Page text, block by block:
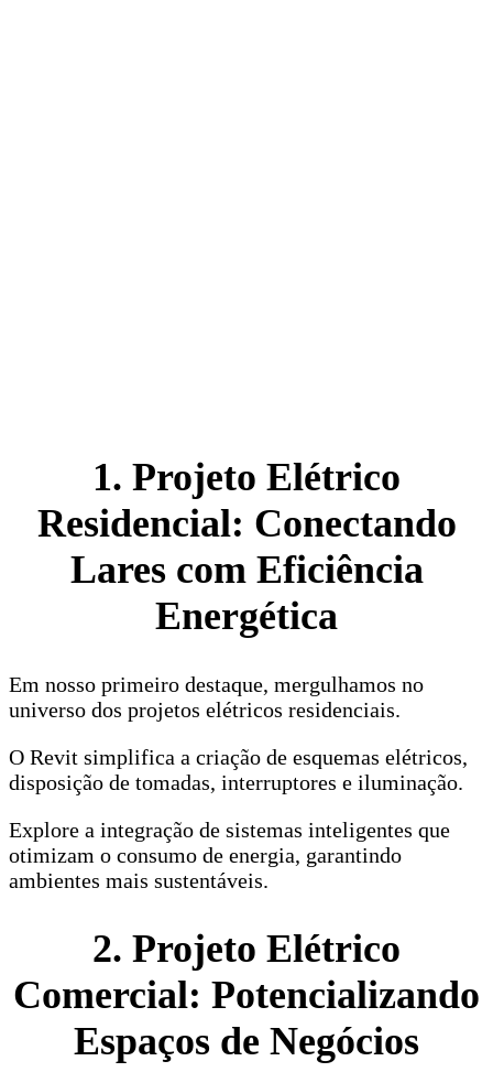
1. Projeto Elétrico
Residencial: Conectando
Lares com Eficiência
Energética
Em nosso primeiro destaque, mergulhamos no
universo dos projetos elétricos residenciais.
O Revit simplifica a criação de esquemas elétricos,
disposição de tomadas, interruptores e iluminação.
Explore a integração de sistemas inteligentes que
otimizam o consumo de energia, garantindo
ambientes mais sustentáveis.
2. Projeto Elétrico
Comercial: Potencializando
Espaços de Negócios